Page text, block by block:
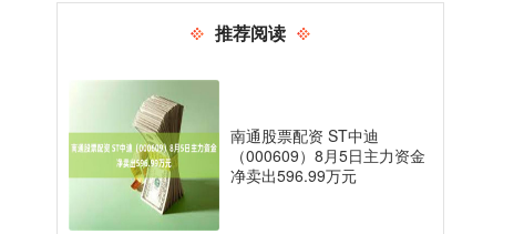
推荐阅读
南通股票配资 ST中迪
（000609）8月5日主力资金
净卖出596.99万元